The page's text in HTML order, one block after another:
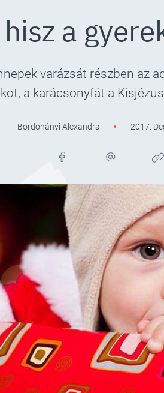
a
varázsát részben az
a karácsonyfát a
Bordohányi Alexandra 2017.